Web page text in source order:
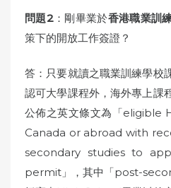
問題2：剛畢業於香港職業訓
策下的開放工作簽證？
答：只要就讀之職業訓練學校
認可大學課程外，海外專上課
公佈之英文條文為「
Canada or abroad with
secondary studies to
permit」，其中「post-